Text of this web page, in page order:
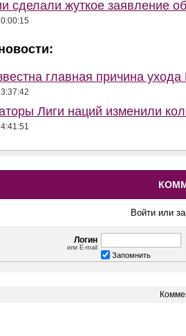
сделали жуткое заявление
главная причина
Лиги наций изменили
Войти или
Логин
или E-mail
Запомнить